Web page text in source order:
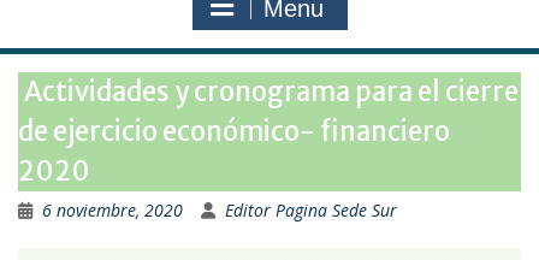
Menu
Actividades y cronograma para el cierre
de ejercicio económico- financiero
2020
6 noviembre, 2020 Editor Pagina Sede Sur